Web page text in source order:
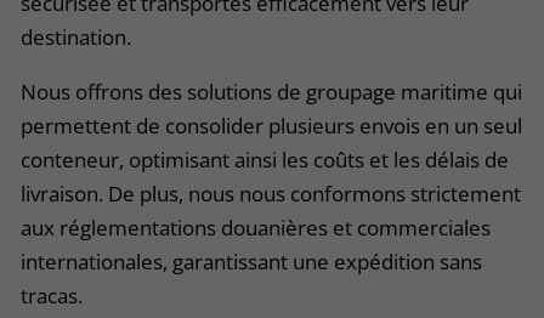
destination.
Nous offrons des solutions de groupage maritime qui
permettent de consolider plusieurs envois en un seul
conteneur, optimisant ainsi les coûts et les délais de
livraison. De plus, nous nous conformons strictement
aux réglementations douanières et commerciales
internationales, garantissant une expédition sans
tracas.